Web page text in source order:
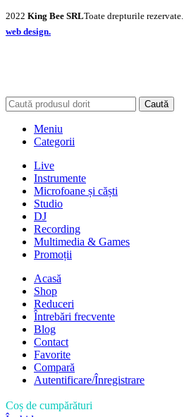
2022 King Bee SRLToate drepturile rezervate.
web design.
Caută
Meniu
Categorii
Live
Instrumente
Microfoane și căști
Studio
DJ
Recording
Multimedia & Games
Promoții
Acasă
Shop
Reduceri
Întrebări frecvente
Blog
Contact
Favorite
Compară
Autentificare/Înregistrare
Coș de cumpărături